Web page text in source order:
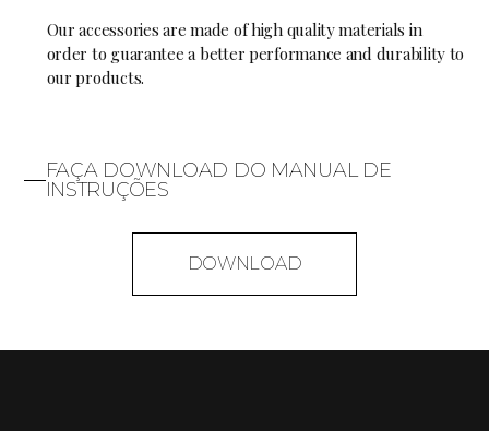
Our accessories are made of high quality materials in
order to guarantee a better performance and durability to
our products.
FAÇA DOWNLOAD DO MANUAL DE
INSTRUÇÕES
DOWNLOAD